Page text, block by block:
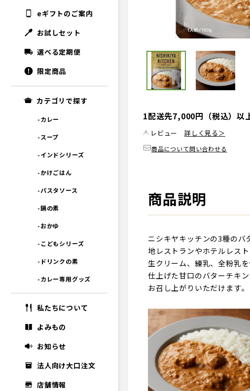
eギフトのご案内
お試しセット
選べる定期便
限定商品
カテゴリで探す
-カレー
-スープ
-インドシリーズ
-かけごはん
-パスタソース
-鍋の素
-おかゆ
-こどもシリーズ
-ドリンクの素
-カレー専用グッズ
私たちについて
よみもの
お知らせ
法人向け大口注文
店舗情報
1配送先7,000円（税込）以
レビュー 詳しく見る＞
商品について問い合わせる
商品説明
ニシキヤキッチンの3種のバ
地レストランやホテルレス
生クリーム、練乳、全粉乳
仕上げた甘口のバターチキ
お召し上がりいただけます。